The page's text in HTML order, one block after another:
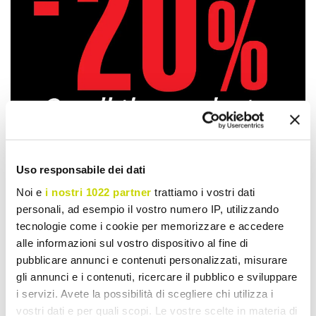
Uso responsabile dei dati
Noi e i nostri 1022 partner trattiamo i vostri dati
personali, ad esempio il vostro numero IP, utilizzando
tecnologie come i cookie per memorizzare e accedere
alle informazioni sul vostro dispositivo al fine di
pubblicare annunci e contenuti personalizzati, misurare
gli annunci e i contenuti, ricercare il pubblico e sviluppare
i servizi. Avete la possibilità di scegliere chi utilizza i
vostri dati e per quali scopi. Le vostre scelte in materia di
Take advantage of it now!